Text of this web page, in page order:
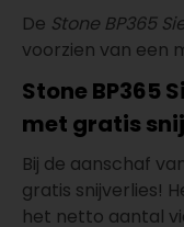
De Stone BP365
voorzien van een
Stone BP365
met gratis
Bij de aanschaf
gratis snijverlies!
het netto aantal